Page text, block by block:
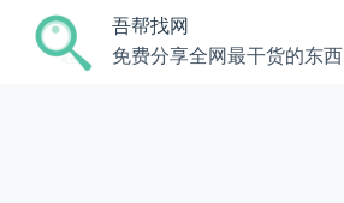
跳
过
吾帮找网
免费分享全网最干货的东西